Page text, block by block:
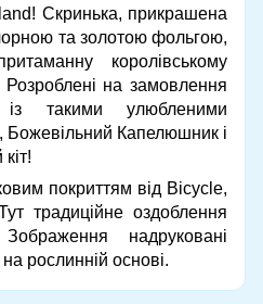
Скринька, прикрашена
та золотою фольгою,
королівському
на замовлення
із такими улюбленими
Божевільний Капелюшник і
покриттям від Bicycle,
традиційне оздоблення
надруковані
рослинній основі.